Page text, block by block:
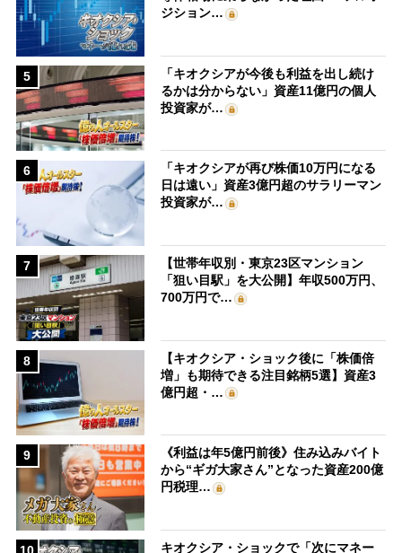
ジション…
5
「キオクシアが今後も利益を出し続け
るかは分からない」資産11億円の個人
投資家が…
6
「キオクシアが再び株価10万円になる
日は遠い」資産3億円超のサラリーマン
投資家が…
7
【世帯年収別・東京23区マンション
「狙い目駅」を大公開】年収500万円、
700万円で…
8
【キオクシア・ショック後に「株価倍
増」も期待できる注目銘柄5選】資産3
億円超・…
9
《利益は年5億円前後》住み込みバイト
から“ギガ大家さん”となった資産200億
円税理…
10
キオクシア・ショックで「次にマネー